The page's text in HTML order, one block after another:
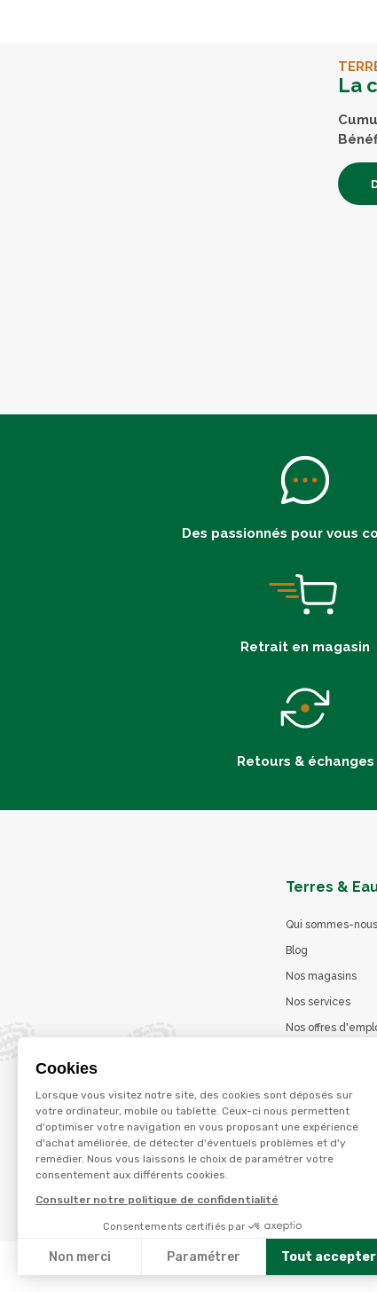
Cookies
Lorsque vous visitez notre site, des cookies sont déposés sur
votre ordinateur, mobile ou tablette. Ceux-ci nous permettent
d'optimiser votre navigation en vous proposant une expérience
d'achat améliorée, de détecter d'éventuels problèmes et d'y
remédier. Nous vous laissons le choix de paramétrer votre
consentement aux différents cookies.
Consulter notre politique de confidentialité
Consentements certifiés par
Non merci Paramétrer Tout accepter
La
Des passionnés pour vous
Retrait en magasin
Retours & échanges
Terres &
Qui sommes-
Blog
Nos magasins
Nos services
Nos offres
La marque Terzéo
© Terres et eaux 2026
Politique de confidentialité